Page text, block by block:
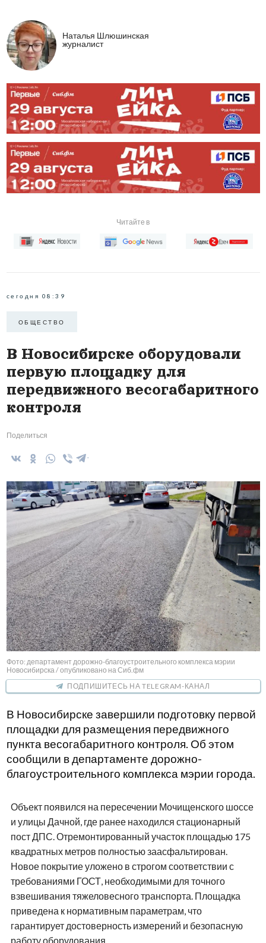
Наталья Шлюшинская
журналист
Читайте в
сегодня 08:39
ОБЩЕСТВО
В Новосибирске оборудовали
первую площадку для
передвижного весогабаритного
контроля
Поделиться
Фото: департамент дорожно-благоустроительного комплекса мэрии
Новосибирска / опубликовано на Сиб.фм
ПОДПИШИТЕСЬ НА TELEGRAM-КАНАЛ
В Новосибирске завершили подготовку первой
площадки для размещения передвижного
пункта весогабаритного контроля. Об этом
сообщили в департаменте дорожно-
благоустроительного комплекса мэрии города.
Объект появился на пересечении Мочищенского шоссе
и улицы Дачной, где ранее находился стационарный
пост ДПС. Отремонтированный участок площадью 175
квадратных метров полностью заасфальтирован.
Новое покрытие уложено в строгом соответствии с
требованиями ГОСТ, необходимыми для точного
взвешивания тяжеловесного транспорта. Площадка
приведена к нормативным параметрам, что
гарантирует достоверность измерений и безопасную
работу оборудования.